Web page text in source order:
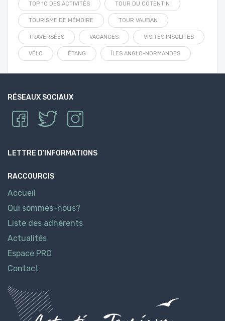
TOP 10 DES ACTIVITÉS TOUR DU COTENTIN
TOURISME DE MÉMOIRE TOUR VAUBAN
TRAVERSÉES VACANCES VISITES INSOLITES
VÉLO ÉTANG ÎLES ANGLO-NORMANDES
RÉSEAUX SOCIAUX
LETTRE D’INFORMATIONS
RACCOURCIS
Accueil
Qui sommes-nous?
Liste des adhérents
Actualités
Espace PRO
Contact